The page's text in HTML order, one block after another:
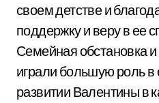
своем детстве и
поддержку и веру в ее
Семейная обстановка
играли большую роль в
развитии Валентины в